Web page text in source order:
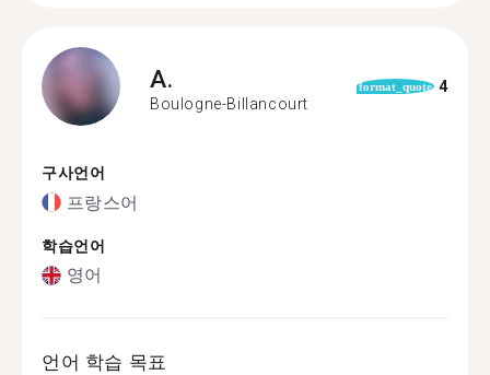
A.
Boulogne-Billancourt
format_quote 4
구사언어
프랑스어
학습언어
영어
언어 학습 목표